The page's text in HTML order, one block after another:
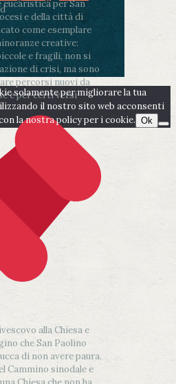
eucaristica per San
e della città di
come esemplare
creative:
e fragili, non si
di crisi, ma sono
percorsi nuovi da
e per certi versi
alla Chiesa e
che San Paolino
di non avere paura.
Cammino sinodale e
solamente per migliorare la tua
il nostro sito web acconsenti
la nostra policy per i cookie. Ok